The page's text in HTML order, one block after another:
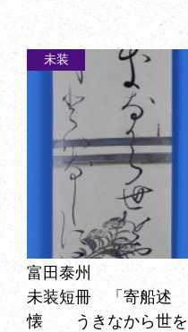
未装
富田泰州
未装短冊 「寄船述
懐 うきなから世を